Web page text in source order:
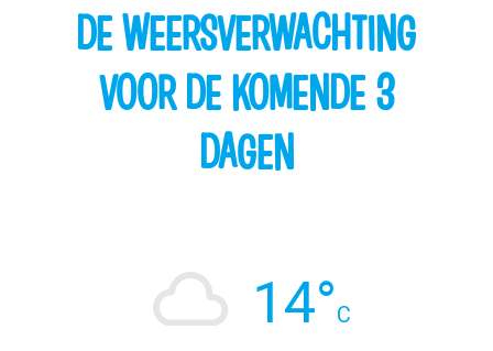
DE WEERSVERWACHTING
VOOR DE KOMENDE 3
DAGEN
14°C